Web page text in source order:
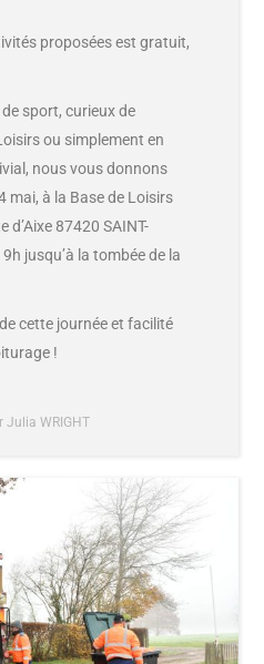
proposées est gratuit,
sport, curieux de
ou simplement en
nous vous donnons
mai, à la Base de Loisirs
87420 SAINT-
jusqu’à la tombée de la
cette journée et facilité
!
Julia WRIGHT